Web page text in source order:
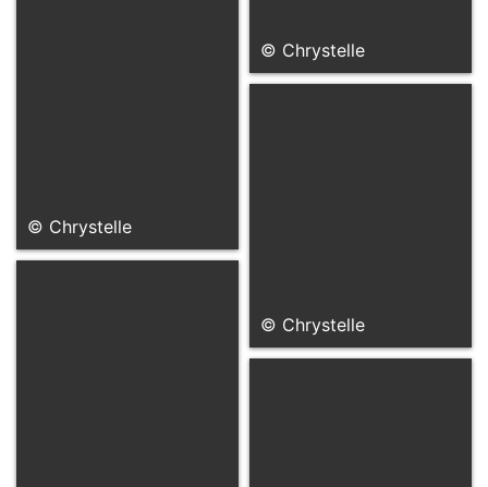
© Chrystelle
© Chrystelle
© Chrystelle